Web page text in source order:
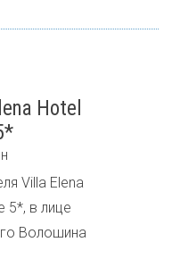
Hotel
Villa Elena
5*, в лице
Волошина